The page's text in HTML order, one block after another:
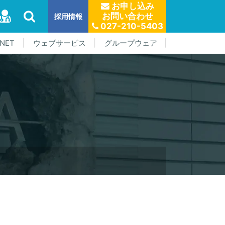
採用情報
お申し込み
お問い合わせ
027-210-5403
ウェブサービス グループウェア